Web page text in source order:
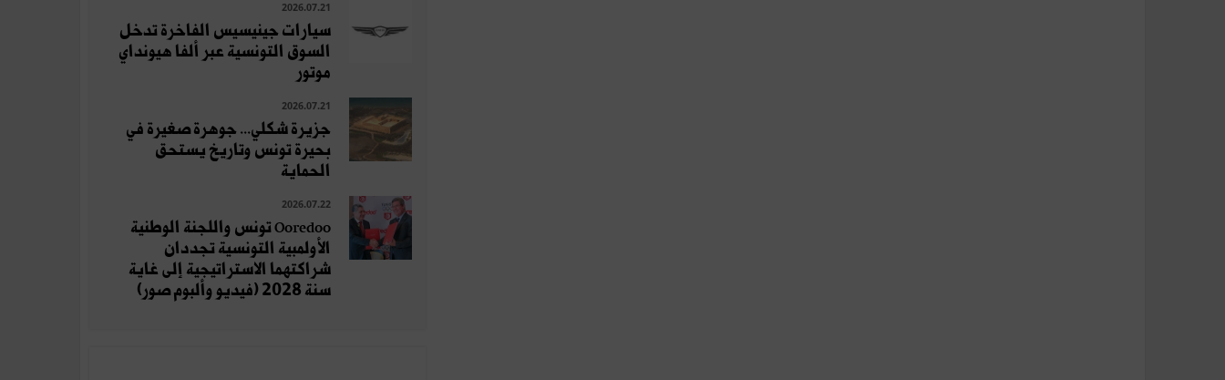
2026.07.21
سيارات جينيسيس الفاخرة تدخل
السوق التونسية عبر ألفا هيونداي
موتور
2026.07.21
جزيرة شكلي... جوهرة صغيرة في
بحيرة تونس وتاريخ يستحق
الحماية
2026.07.22
Ooredoo تونس واللجنة الوطنية
الأولمبية التونسية تجددان
شراكتهما الاستراتيجية إلى غاية
سنة 2028 (فيديو وألبوم صور)